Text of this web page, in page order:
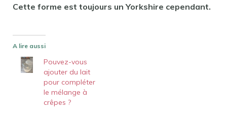
Cette forme est toujours un Yorkshire cependant.
A lire aussi
Pouvez-vous
ajouter du lait
pour compléter
le mélange à
crêpes ?